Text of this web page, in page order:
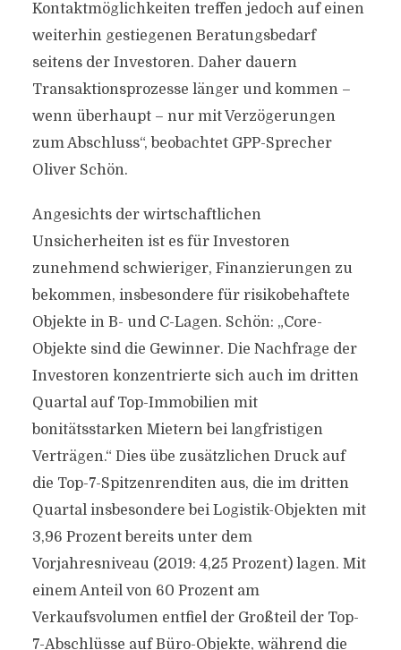
Kontaktmöglichkeiten treffen jedoch auf einen
weiterhin gestiegenen Beratungsbedarf
seitens der Investoren. Daher dauern
Transaktionsprozesse länger und kommen –
wenn überhaupt – nur mit Verzögerungen
zum Abschluss“, beobachtet GPP-Sprecher
Oliver Schön.
Angesichts der wirtschaftlichen
Unsicherheiten ist es für Investoren
zunehmend schwieriger, Finanzierungen zu
bekommen, insbesondere für risikobehaftete
Objekte in B- und C-Lagen. Schön: „Core-
Objekte sind die Gewinner. Die Nachfrage der
Investoren konzentrierte sich auch im dritten
Quartal auf Top-Immobilien mit
bonitätsstarken Mietern bei langfristigen
Verträgen.“ Dies übe zusätzlichen Druck auf
die Top-7-Spitzenrenditen aus, die im dritten
Quartal insbesondere bei Logistik-Objekten mit
3,96 Prozent bereits unter dem
Vorjahresniveau (2019: 4,25 Prozent) lagen. Mit
einem Anteil von 60 Prozent am
Verkaufsvolumen entfiel der Großteil der Top-
7-Abschlüsse auf Büro-Objekte, während die